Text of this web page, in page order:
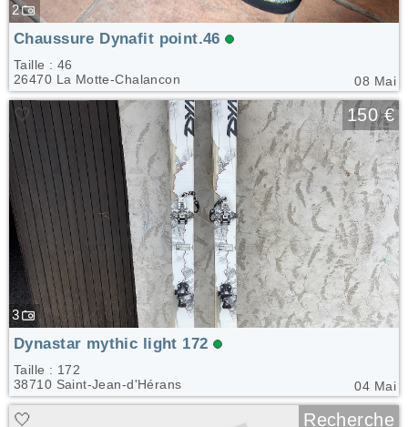
2
08 Mai
Chaussure Dynafit point.46
Taille : 46
26470 La Motte-Chalancon
🤍 150 €
3
04 Mai
Dynastar mythic light 172
Taille : 172
38710 Saint-Jean-d'Hérans
🤍 Recherche